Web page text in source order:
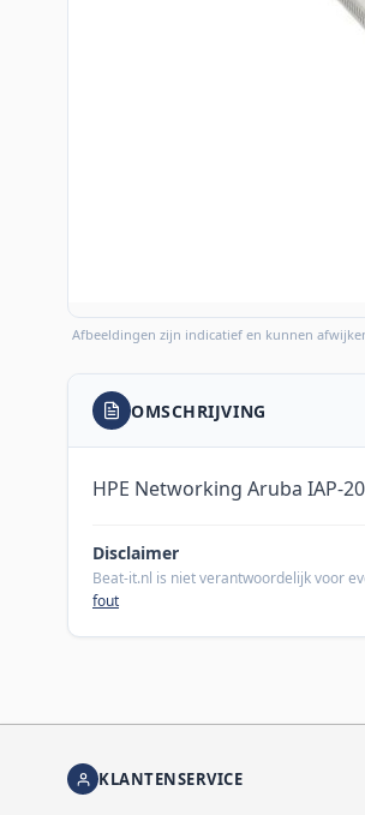
Afbeeldingen zijn indicatief en kunnen
OMSCHRIJVING
HPE Networking Aruba IAP-
Disclaimer
Beat-it.nl is niet verantwoordelijk voor
fout
KLANTENSERVICE